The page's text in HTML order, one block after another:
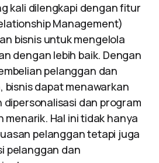
kali dilengkapi dengan fitur
Management)
bisnis untuk mengelola
dengan lebih baik. Dengan
pelanggan dan
bisnis dapat menawarkan
dipersonalisasi dan program
menarik. Hal ini tidak hanya
pelanggan tetapi juga
pelanggan dan